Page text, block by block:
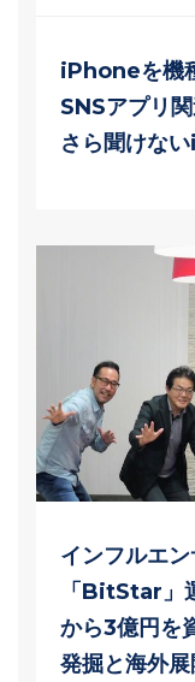
iPhoneを機
SNSアプリ
さら聞けな
インフルエ
「BitStar」
から3億円
発掘と海外